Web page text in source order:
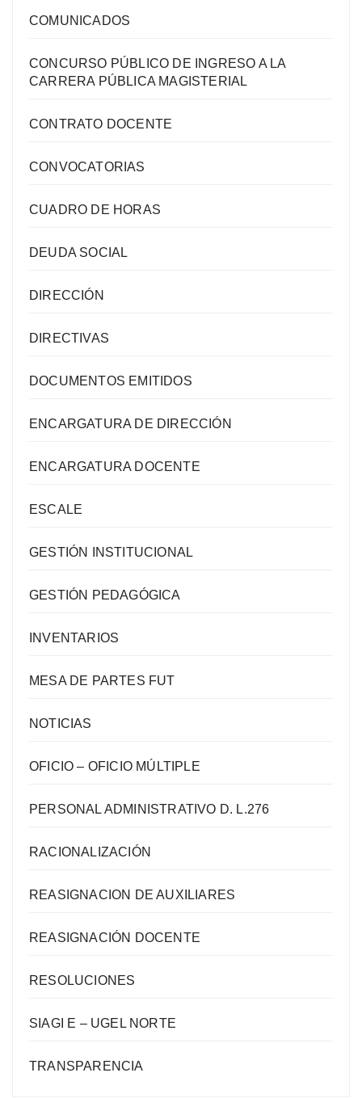
COMUNICADOS
CONCURSO PÚBLICO DE INGRESO A LA
CARRERA PÚBLICA MAGISTERIAL
CONTRATO DOCENTE
CONVOCATORIAS
CUADRO DE HORAS
DEUDA SOCIAL
DIRECCIÓN
DIRECTIVAS
DOCUMENTOS EMITIDOS
ENCARGATURA DE DIRECCIÓN
ENCARGATURA DOCENTE
ESCALE
GESTIÓN INSTITUCIONAL
GESTIÓN PEDAGÓGICA
INVENTARIOS
MESA DE PARTES FUT
NOTICIAS
OFICIO – OFICIO MÚLTIPLE
PERSONAL ADMINISTRATIVO D. L.276
RACIONALIZACIÓN
REASIGNACION DE AUXILIARES
REASIGNACIÓN DOCENTE
RESOLUCIONES
SIAGI E – UGEL NORTE
TRANSPARENCIA